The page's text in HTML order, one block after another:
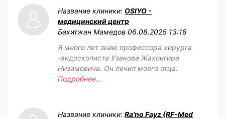
Название клиники: OSIYO -
медицинский центр
Бахитжан Мамедов 06.08.2026 13:18
Я много лет знаю профессора хирурга
-эндоскописта Узакова Жахонгира
Низамовича. Он лечил моего отца.
Подробнее...
Название клиники: Ra'no Fayz (RF-Med